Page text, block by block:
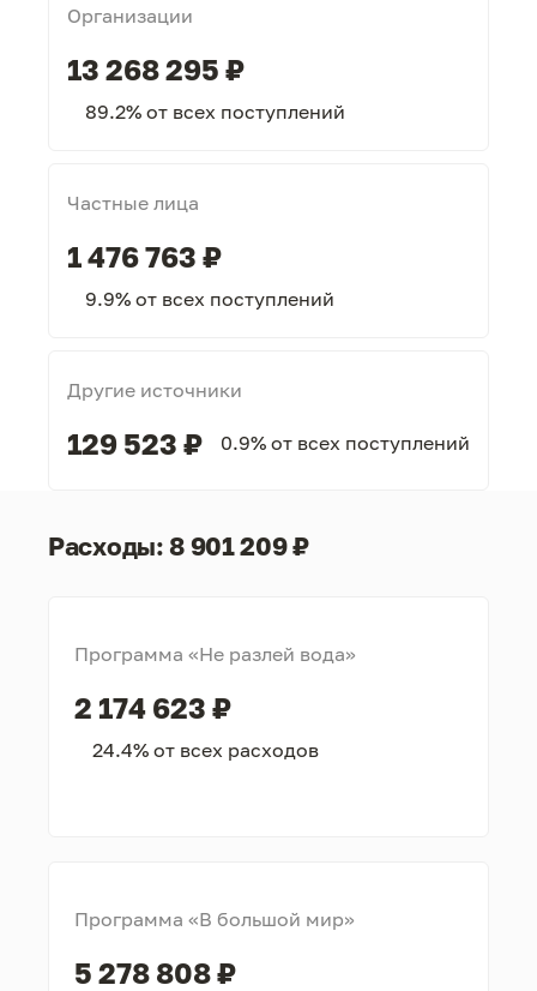
Организации
13 268 295 ₽
89.2% от всех поступлений
Частные лица
1 476 763 ₽
9.9% от всех поступлений
Другие источники
129 523 ₽ 0.9% от всех поступлений
Расходы: 8 901 209 ₽
Программа «Не разлей вода»
2 174 623 ₽
24.4% от всех расходов
Программа «В большой мир»
5 278 808 ₽